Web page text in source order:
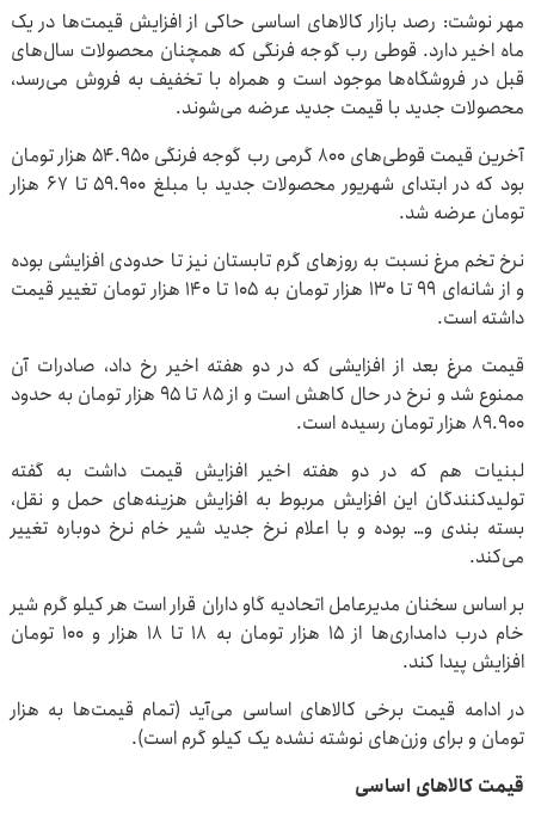
مهر نوشت: رصد بازار کالاهای اساسی حاکی از افزایش قیمت‌ها در یک
ماه اخیر دارد. قوطی رب گوجه فرنگی که همچنان محصولات سال‌های
قبل در فروشگاه‌ها موجود است و همراه با تخفیف به فروش می‌رسد،
محصولات جدید با قیمت جدید عرضه می‌شوند.
آخرین قیمت قوطی‌های ۸۰۰ گرمی رب گوجه فرنگی ۵۴.۹۵۰ هزار تومان
بود که در ابتدای شهریور محصولات جدید با مبلغ ۵۹.۹۰۰ تا ۶۷ هزار
تومان عرضه شد.
نرخ تخم مرغ نسبت به روزهای گرم تابستان نیز تا حدودی افزایشی بوده
و از شانه‌ای ۹۹ تا ۱۳۰ هزار تومان به ۱۰۵ تا ۱۴۰ هزار تومان تغییر قیمت
داشته است.
قیمت مرغ بعد از افزایشی که در دو هفته اخیر رخ داد، صادرات آن
ممنوع شد و نرخ در حال کاهش است و از ۸۵ تا ۹۵ هزار تومان به حدود
۸۹.۹۰۰ هزار تومان رسیده است.
لبنیات هم که در دو هفته اخیر افزایش قیمت داشت به گفته
تولیدکنندگان این افزایش مربوط به افزایش هزینه‌های حمل و نقل،
بسته بندی و… بوده و با اعلام نرخ جدید شیر خام نرخ دوباره تغییر
می‌کند.
بر اساس سخنان مدیرعامل اتحادیه گاو داران قرار است هر کیلو گرم شیر
خام درب دامداری‌ها از ۱۵ هزار تومان به ۱۸ تا ۱۸ هزار و ۱۰۰ تومان
افزایش پیدا کند.
در ادامه قیمت برخی کالاهای اساسی می‌آید (تمام قیمت‌ها به هزار
تومان و برای وزن‌های نوشته نشده یک کیلو گرم است).
قیمت کالاهای اساسی